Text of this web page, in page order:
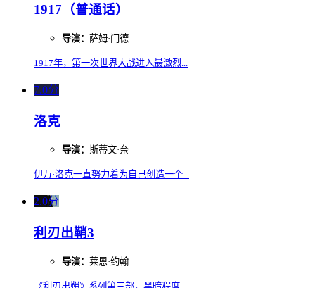
1917（普通话）
导演： 萨姆·门德
1917年，第一次世界大战进入最激烈...
7.0分
洛克
导演： 斯蒂文·奈
伊万·洛克一直努力着为自己创造一个...
2.0分
利刃出鞘3
导演： 莱恩·约翰